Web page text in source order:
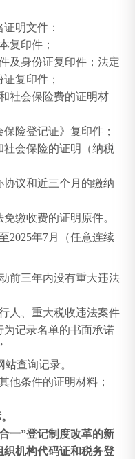
明文件：
复印件；
及身份证复印件；法定
复印件；
社会保险费的证明材
险登记证》复印件；
会保险的证明（纳税
议和近三个月的缴纳
缴收费的证明原件。
2025年7月（任意连续
前三年内没有重大违法
人、重大税收违法案件
记录名单的书面承诺
站查询记录。
他条件的证明材料；
一”登记制度改革的新
机构代码证和税务登